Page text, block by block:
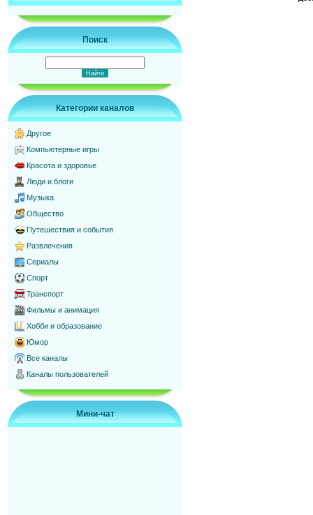
Поиск
Категории каналов
Другое
Компьютерные игры
Красота и здоровье
Люди и блоги
Музыка
Общество
Путешествия и события
Развлечения
Сериалы
Спорт
Транспорт
Фильмы и анимация
Хобби и образование
Юмор
Все каналы
Каналы пользователей
Мини-чат